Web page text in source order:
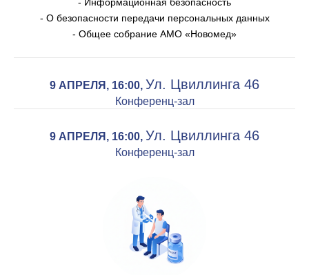
- О безопасности передачи персональных данных
- Общее собрание АМО «Новомед»
9 АПРЕЛЯ, 16:00, Ул. Цвиллинга 46
Конференц-зал
9 АПРЕЛЯ, 16:00, Ул. Цвиллинга 46
Конференц-зал